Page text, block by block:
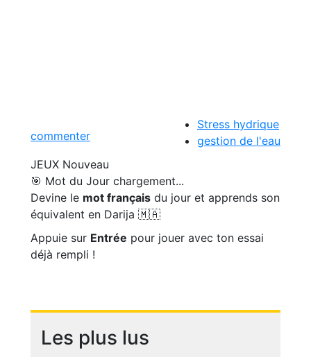
commenter
Stress hydrique
gestion de l'eau
JEUX Nouveau
🎯 Mot du Jour chargement...
Devine le mot français du jour et apprends son
équivalent en Darija 🇲🇦
Appuie sur Entrée pour jouer avec ton essai
déjà rempli !
Les plus lus